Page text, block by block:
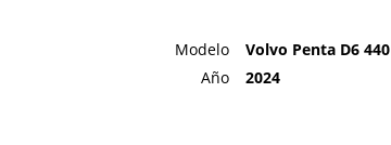
Modelo
Volvo Penta D6 440
Año
2024